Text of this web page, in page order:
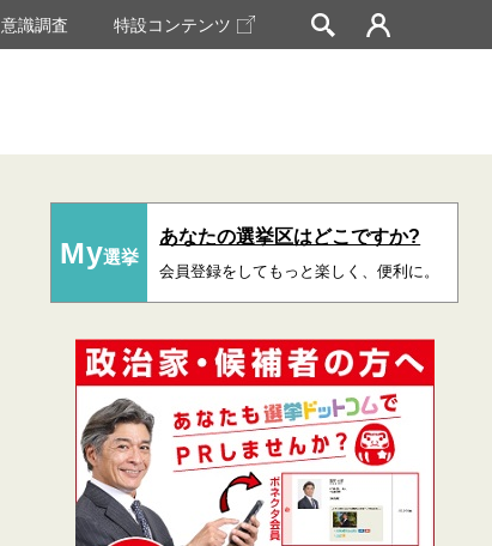
意識調査 特設コンテンツ
My選挙
あなたの選挙区はどこですか?
会員登録をしてもっと楽しく、便利に。